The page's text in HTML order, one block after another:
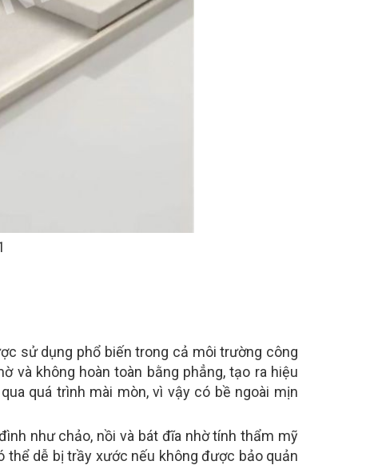
sử dụng phổ biến trong cả môi trường công
và không hoàn toàn bằng phẳng, tạo ra hiệu
quá trình mài mòn, vì vậy có bề ngoài mịn
như chảo, nồi và bát đĩa nhờ tính thẩm mỹ
thể dễ bị trầy xước nếu không được bảo quản